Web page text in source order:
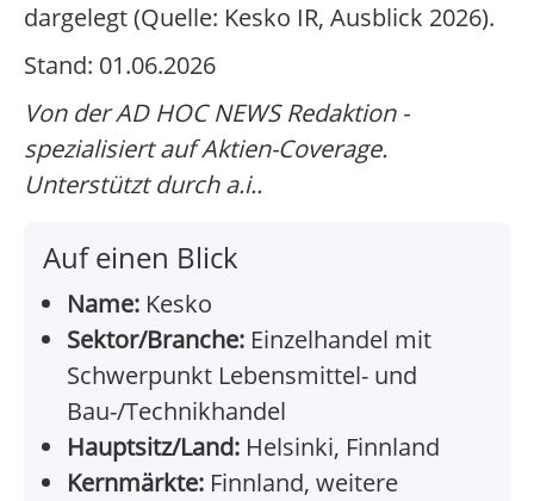
dargelegt (Quelle: Kesko IR, Ausblick 2026).
Stand: 01.06.2026
Von der AD HOC NEWS Redaktion -
spezialisiert auf Aktien-Coverage.
Unterstützt durch a.i..
Auf einen Blick
Name: Kesko
Sektor/Branche: Einzelhandel mit
Schwerpunkt Lebensmittel- und
Bau-/Technikhandel
Hauptsitz/Land: Helsinki, Finnland
Kernmärkte: Finnland, weitere